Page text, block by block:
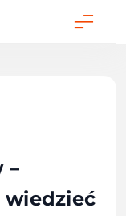
–
wiedzieć